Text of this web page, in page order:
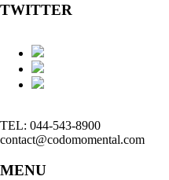
TWITTER
TEL: 044-543-8900
contact@codomomental.com
MENU